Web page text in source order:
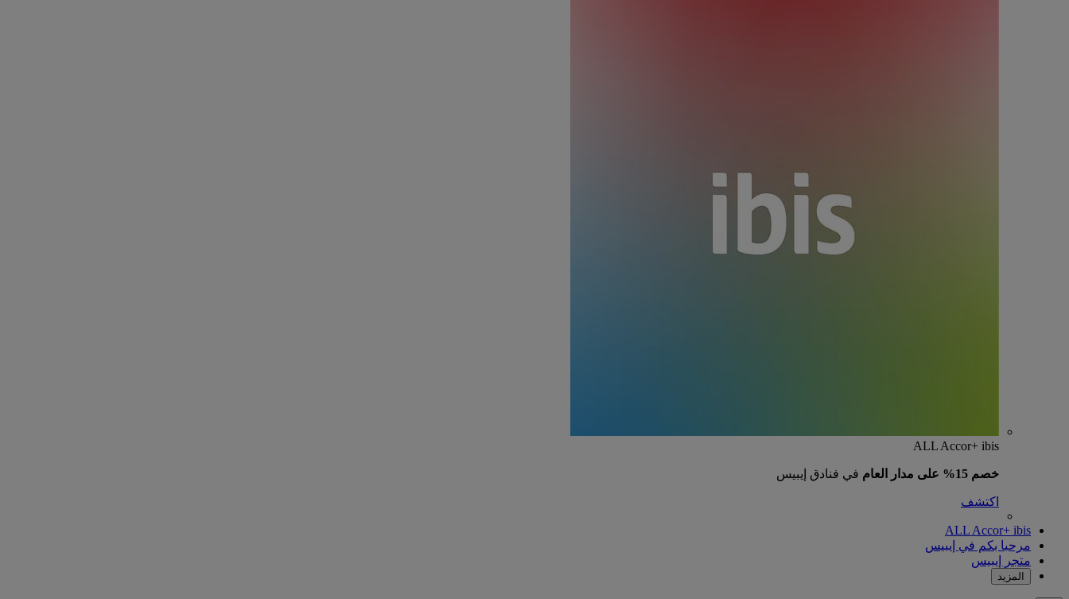
ALL Accor+ ibis
خصم 15% على مدار العام في فنادق إيبيس
اكتشف
ALL Accor+ ibis
مرحبا بكم في إيبيس
متجر إيبيس
المزيد